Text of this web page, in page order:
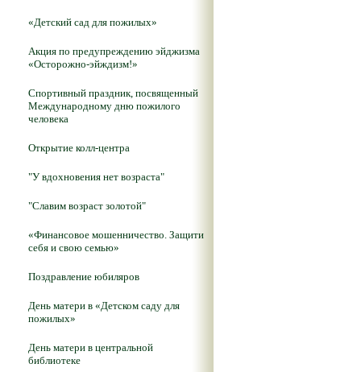
«Детский сад для пожилых»
Акция по предупреждению эйджизма
«Осторожно-эйждизм!»
Спортивный праздник, посвященный
Международному дню пожилого
человека
Открытие колл-центра
"У вдохновения нет возраста"
"Славим возраст золотой"
«Финансовое мошенничество. Защити
себя и свою семью»
Поздравление юбиляров
День матери в «Детском саду для
пожилых»
День матери в центральной
библиотеке